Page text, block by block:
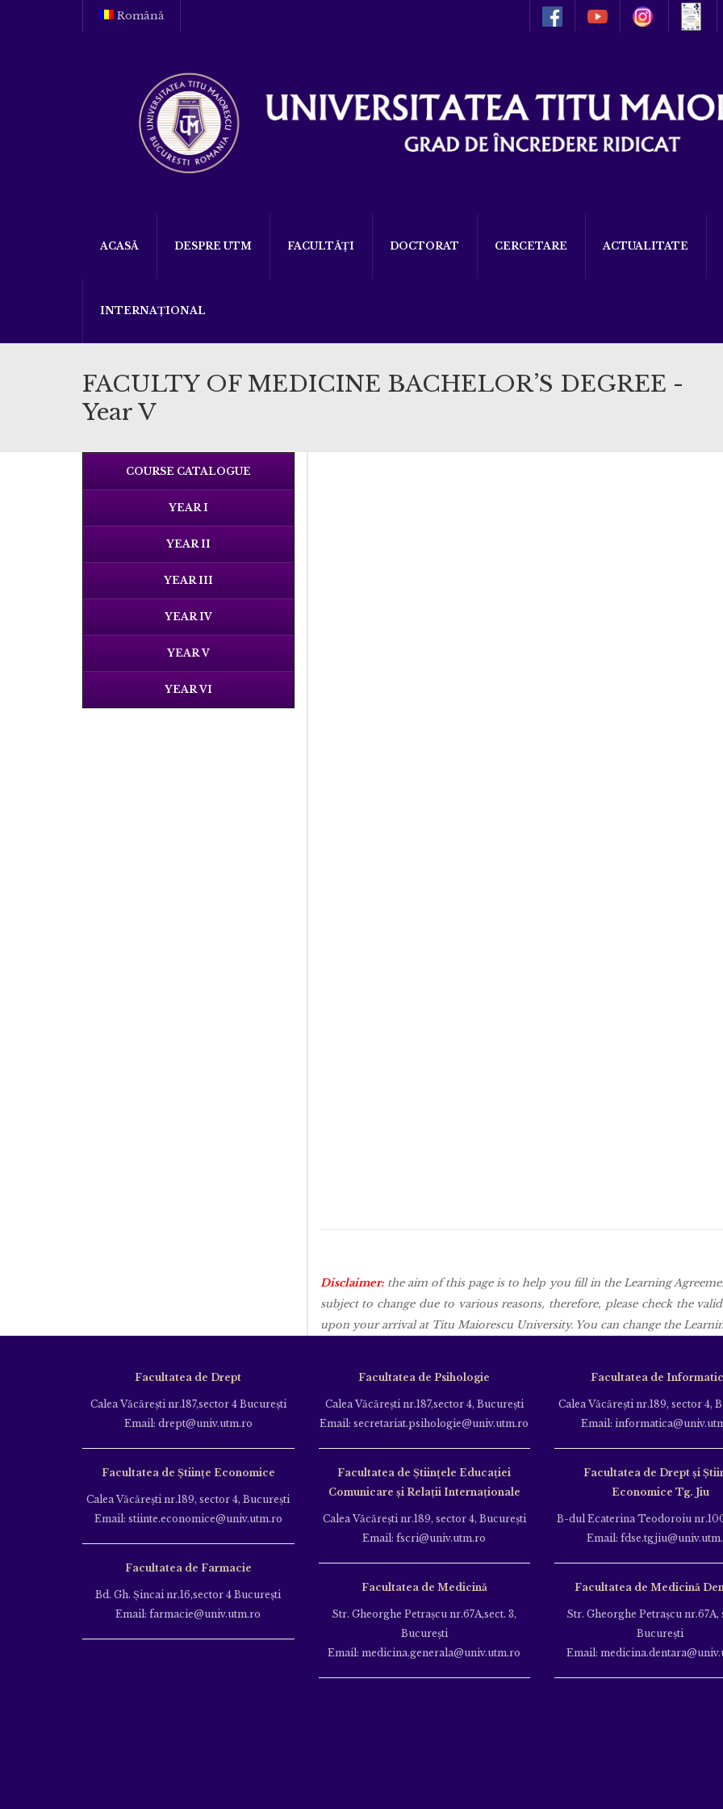
Română
ACASĂ DESPRE UTM FACULTĂȚI DOCTORAT CERCETARE ACTUALITATE
INTERNAȚIONAL
FACULTY OF MEDICINE BACHELOR’S DEGREE -
Year V
COURSE CATALOGUE
YEAR I
YEAR II
YEAR III
YEAR IV
YEAR V
YEAR VI
Disclaimer:the aim of this page is to help you fill in the Learning
subject to change due to various reasons, therefore, please check the
upon your arrival at Titu Maiorescu University. You can change the
Facultatea de Drept
Calea Văcăreşti nr.187,sector 4 Bucureşti
Email: drept@univ.utm.ro
Facultatea de Științe Economice
Calea Văcăreşti nr.189, sector 4, Bucureşti
Email: stiinte.economice@univ.utm.ro
Facultatea de Farmacie
Bd. Gh. Şincai nr.16,sector 4 Bucureşti
Email: farmacie@univ.utm.ro
Facultatea de Psihologie
Calea Văcăreşti nr.187,sector 4, Bucureşti
Email: secretariat.psihologie@univ.utm.ro
Facultatea de Ştiinţele Educației
Comunicare și Relații Internaționale
Calea Văcăreşti nr.189, sector 4, Bucureşti
Email: fscri@univ.utm.ro
Facultatea de Medicină
Str. Gheorghe Petraşcu nr.67A,sect. 3,
Bucureşti
Email: medicina.generala@univ.utm.ro
Facultatea de
Calea Văcăreşti nr.189, sector 4,
Email:
Facultatea de Drept și
Economice Tg. Jiu
B-dul Ecaterina Teodoroiu
Email:
Facultatea de Medicină
Str. Gheorghe Petraşcu nr.67A,
Bucureşti
Email: